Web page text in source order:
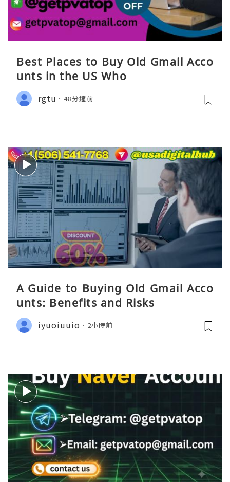
Best Places to Buy Old Gmail Acco
unts in the US Who
rgtu 48分鐘前
A Guide to Buying Old Gmail Acco
unts: Benefits and Risks
iyuoiuuio 2小時前